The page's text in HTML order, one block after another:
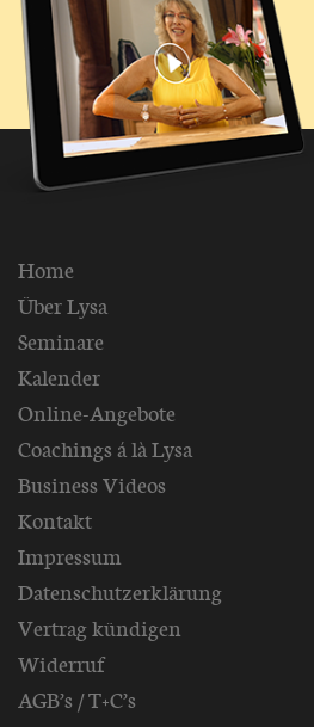
Home
Über Lysa
Seminare
Kalender
Online-Angebote
Coachings á là Lysa
Business Videos
Kontakt
Impressum
Datenschutzerklärung
Vertrag kündigen
Widerruf
AGB’s / T+C’s